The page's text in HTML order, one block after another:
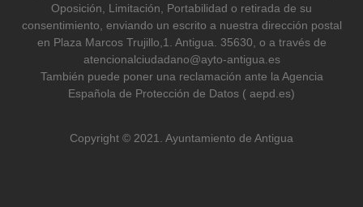
Oposición, Limitación, Portabilidad o retirada de su
consentimiento, enviando un escrito a nuestra dirección postal
en Plaza Marcos Trujillo,1. Antigua. 35630, o a través de
atencionalciudadano@ayto-antigua.es
También puede poner una reclamación ante la Agencia
Española de Protección de Datos ( aepd.es)
Copyright © 2021. Ayuntamiento de Antigua